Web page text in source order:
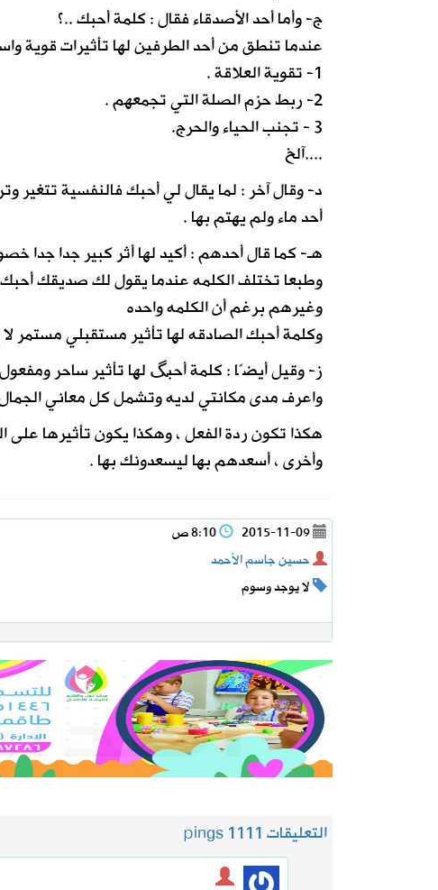
ج- وأما أحد الأصدقاء فقال : كلمة أحبك ..؟
عندما تنطق من أحد الطرفين لها تأثيرات قوية
1- تقوية العلاقة .
2- ربط حزم الصلة التي تجمعهم .
3 - تجنب الحياء والحرج.
....آلخ
د- وقال آخر : لما يقال لي أحبك فالنفسية تتغير
أحد ماء ولم يهتم بها .
هـ- كما قال أحدهم : أكيد لها أثر كبير جدا
وطبعا تختلف الكلمه عندما يقول لك صديقك
وغيرهم برغم أن الكلمه واحده
وكلمة أحبك الصادقه لها تأثير مستقبلي مستمر
ز- وقيل أيضًا : كلمة أحبگ لها تأثير ساحر
واعرف مدى مكانتي لديه وتشمل كل معاني
هكذا تكون ردة الفعل ، وهكذا يكون تأثيرها على
وأخرى ، أسعدهم بها ليسعدونك بها .
2015-11-09
حسين جاسم الأحمد
لا يوجد وسوم
التعليقات 11 11 pings